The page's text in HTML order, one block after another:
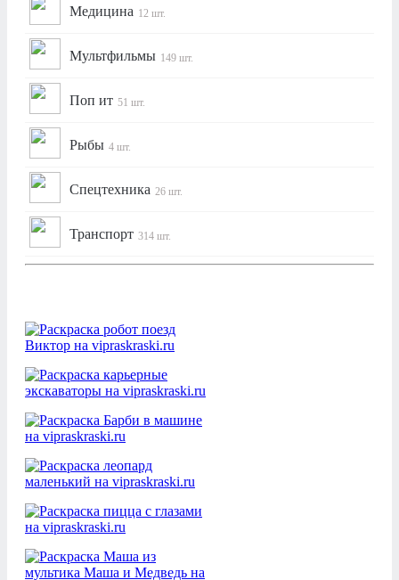
Медицина 12 шт.
Мультфильмы 149 шт.
Поп ит 51 шт.
Рыбы 4 шт.
Спецтехника 26 шт.
Транспорт 314 шт.